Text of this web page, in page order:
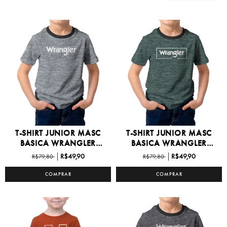
T-SHIRT JUNIOR MASC
BASICA WRANGLER
6/16...
R$79,80 R$49,90
COMPRAR
T-SHIRT JUNIOR MASC
BASICA WRANGLER
6/16...
R$79,80 R$49,90
COMPRAR